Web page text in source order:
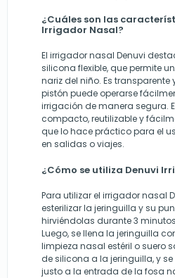
¿Cuáles son las
Irrigador Nasal?
El irrigador nasal Denuvi
silicona flexible, que permite
nariz del niño. Es
pistón puede operarse
irrigación de manera segura.
compacto, reutilizable y
que lo hace práctico para el
en salidas o viajes.
¿Cómo se utiliza Denuvi
Para utilizar el irrigador nasal
esterilizar la jeringuilla y su
hirviéndolas durante 3
Luego, se llena la jeringuilla
limpieza nasal estéril o suero
de silicona a la jeringuilla, y
justo a la entrada de la fosa